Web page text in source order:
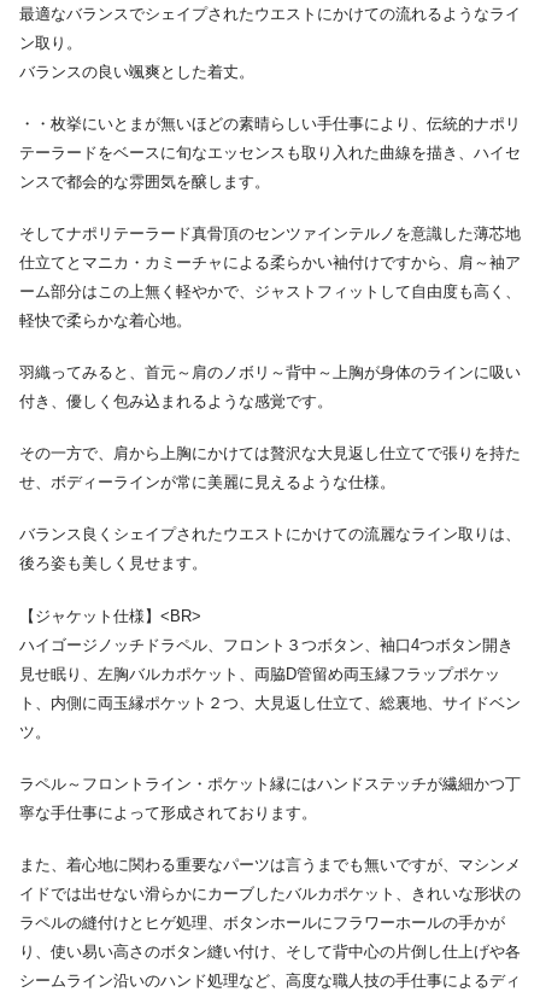
最適なバランスでシェイプされたウエストにかけての流れるようなライ
ン取り。
バランスの良い颯爽とした着丈。
・・枚挙にいとまが無いほどの素晴らしい手仕事により、伝統的ナポリ
テーラードをベースに旬なエッセンスも取り入れた曲線を描き、ハイセ
ンスで都会的な雰囲気を醸します。
そしてナポリテーラード真骨頂のセンツァインテルノを意識した薄芯地
仕立てとマニカ・カミーチャによる柔らかい袖付けですから、肩～袖ア
ーム部分はこの上無く軽やかで、ジャストフィットして自由度も高く、
軽快で柔らかな着心地。
羽織ってみると、首元～肩のノボリ～背中～上胸が身体のラインに吸い
付き、優しく包み込まれるような感覚です。
その一方で、肩から上胸にかけては贅沢な大見返し仕立てで張りを持た
せ、ボディーラインが常に美麗に見えるような仕様。
バランス良くシェイプされたウエストにかけての流麗なライン取りは、
後ろ姿も美しく見せます。
【ジャケット仕様】<BR>
ハイゴージノッチドラペル、フロント３つボタン、袖口4つボタン開き
見せ眠り、左胸バルカポケット、両脇D管留め両玉縁フラップポケッ
ト、内側に両玉縁ポケット２つ、大見返し仕立て、総裏地、サイドベン
ツ。
ラペル～フロントライン・ポケット縁にはハンドステッチが繊細かつ丁
寧な手仕事によって形成されております。
また、着心地に関わる重要なパーツは言うまでも無いですが、マシンメ
イドでは出せない滑らかにカーブしたバルカポケット、きれいな形状の
ラペルの縫付けとヒゲ処理、ボタンホールにフラワーホールの手かが
り、使い易い高さのボタン縫い付け、そして背中心の片倒し仕上げや各
シームライン沿いのハンド処理など、高度な職人技の手仕事によるディ